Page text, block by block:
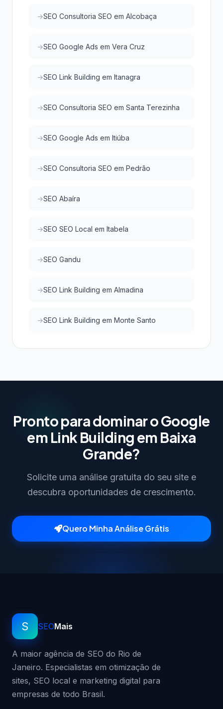
SEO Consultoria SEO em Alcobaça
SEO Google Ads em Vera Cruz
SEO Link Building em Itanagra
SEO Consultoria SEO em Santa Terezinha
SEO Google Ads em Itiúba
SEO Consultoria SEO em Pedrão
SEO Abaíra
SEO SEO Local em Itabela
SEO Gandu
SEO Link Building em Almadina
SEO Link Building em Monte Santo
Pronto para dominar o Google
em Link Building em Baixa
Grande?
Solicite uma análise gratuita do seu site e
descubra oportunidades de crescimento.
Quero Minha Análise Grátis
S SEOMais
A maior agência de SEO do Rio de
Janeiro. Especialistas em otimização de
sites, SEO local e marketing digital para
empresas de todo Brasil.